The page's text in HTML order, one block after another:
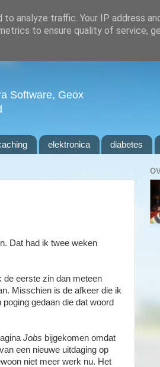
Software, Geox
elektronica diabetes
Dat had ik twee weken
eerste zin dan meteen
Misschien is de afkeer die ik
gedaan die dat woord
Jobs bijgekomen omdat
een nieuwe uitdaging op
niet meer werk nu. Het
analyze traffic. Your IP address
to ensure quality of service,